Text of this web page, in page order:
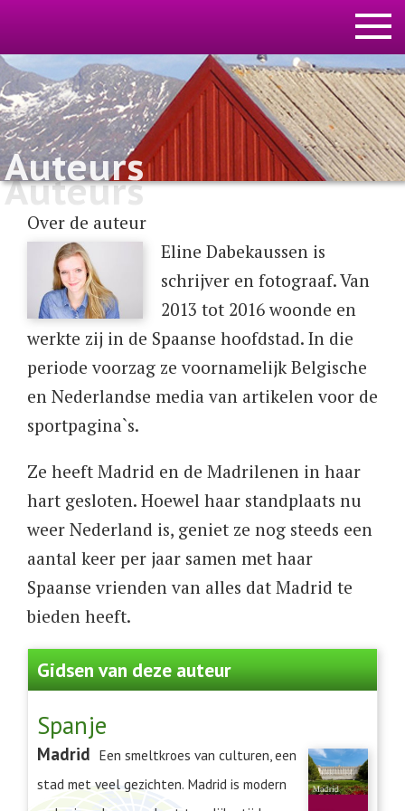
Auteurs
Auteurs
Gidsen van deze auteur
Spanje
Madrid Een smeltkroes van culturen, een
stad met veel gezichten. Madrid is modern
Over de auteur
Eline Dabekaussen is
schrijver en fotograaf. Van
2013 tot 2016 woonde en
werkte zij in de Spaanse hoofdstad. In die
periode voorzag ze voornamelijk Belgische
en Nederlandse media van artikelen voor de
sportpagina`s.
Ze heeft Madrid en de Madrilenen in haar
hart gesloten. Hoewel haar standplaats nu
weer Nederland is, geniet ze nog steeds een
aantal keer per jaar samen met haar
Spaanse vrienden van alles dat Madrid te
bieden heeft.